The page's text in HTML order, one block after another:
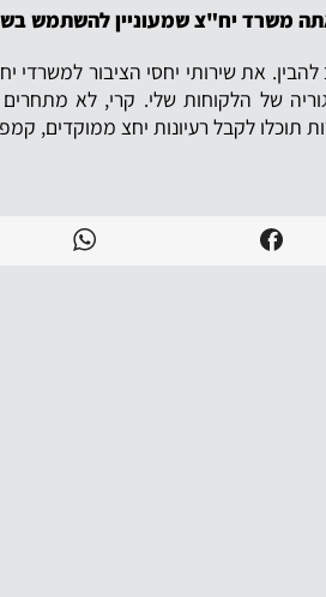
משרד יח"צ שמעוניין להשתמש
את שירותי יחסי הציבור למשרדי
של הלקוחות שלי. קרי, לא
תוכלו לקבל רעיונות יחצ ממוקדים,